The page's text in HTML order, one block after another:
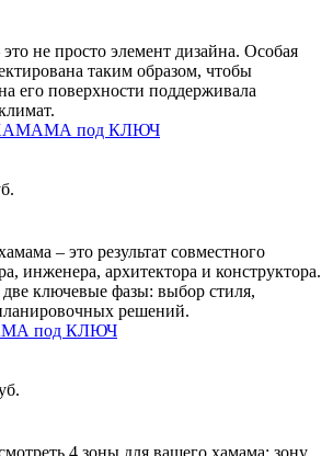
не просто элемент дизайна. Особая
таким образом, чтобы
его поверхности поддерживала
– это результат совместного
инженера, архитектора и конструктора.
ключевые фазы: выбор стиля,
решений.
4 зоны для вашего хамама: зону